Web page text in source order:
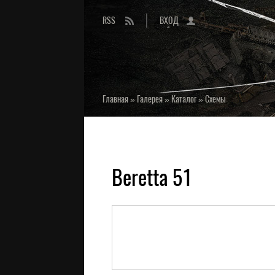
RSS ВХОД
Главная» Галерея»Каталог»Схемы
Beretta 51